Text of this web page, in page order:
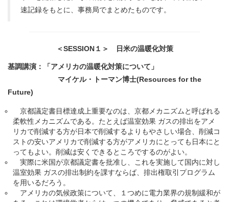
速記録をもとに、事務局でまとめたものです。
＜SESSION１＞ 日米の温暖化対策
基調講演：「アメリカの温暖化対策について」
マイケル・トーマン博士(Resources for the
Future)
京都議定書目標達成上重要なのは、京都メカニズムと呼ばれる
柔軟性メカニズムである。たとえば温室効果 ガスの排出をアメ
リカで削減する方が日本で削減するよりもやさしい場合、削減コ
ストの安いアメリカで削減する方がアメリカにとっても日本にと
ってもよい。削減は安くできるところでするのがよい。
実際に米国が京都議定書を批准し、これを実施して国内に対し
温室効果 ガスの排出制約を課すならば、排出権取引プログラム
を用いるだろう。
アメリカの気候政策について、１つめに電力業界の規制緩和が